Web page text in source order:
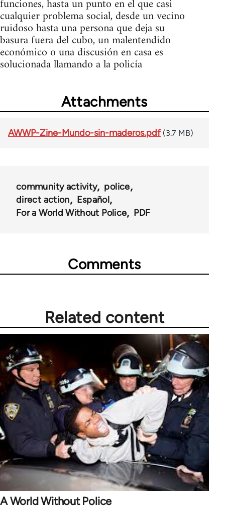
funciones, hasta un punto en el que casi
cualquier problema social, desde un vecino
ruidoso hasta una persona que deja su
basura fuera del cubo, un malentendido
económico o una discusión en casa es
solucionada llamando a la policía
Attachments
AWWP-Zine-Mundo-sin-maderos.pdf (3.7 MB)
community activity
police
direct action
Español
For a World Without Police
PDF
Comments
Related content
A World Without Police